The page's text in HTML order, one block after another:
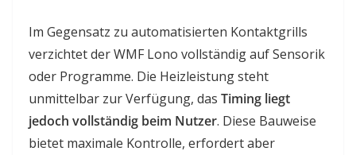
Im Gegensatz zu automatisierten Kontaktgrills
verzichtet der WMF Lono vollständig auf Sensorik
oder Programme. Die Heizleistung steht
unmittelbar zur Verfügung, das Timing liegt
jedoch vollständig beim Nutzer. Diese Bauweise
bietet maximale Kontrolle, erfordert aber